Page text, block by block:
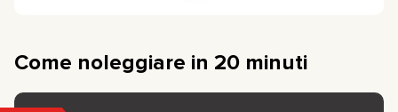
Come noleggiare in 20 minuti